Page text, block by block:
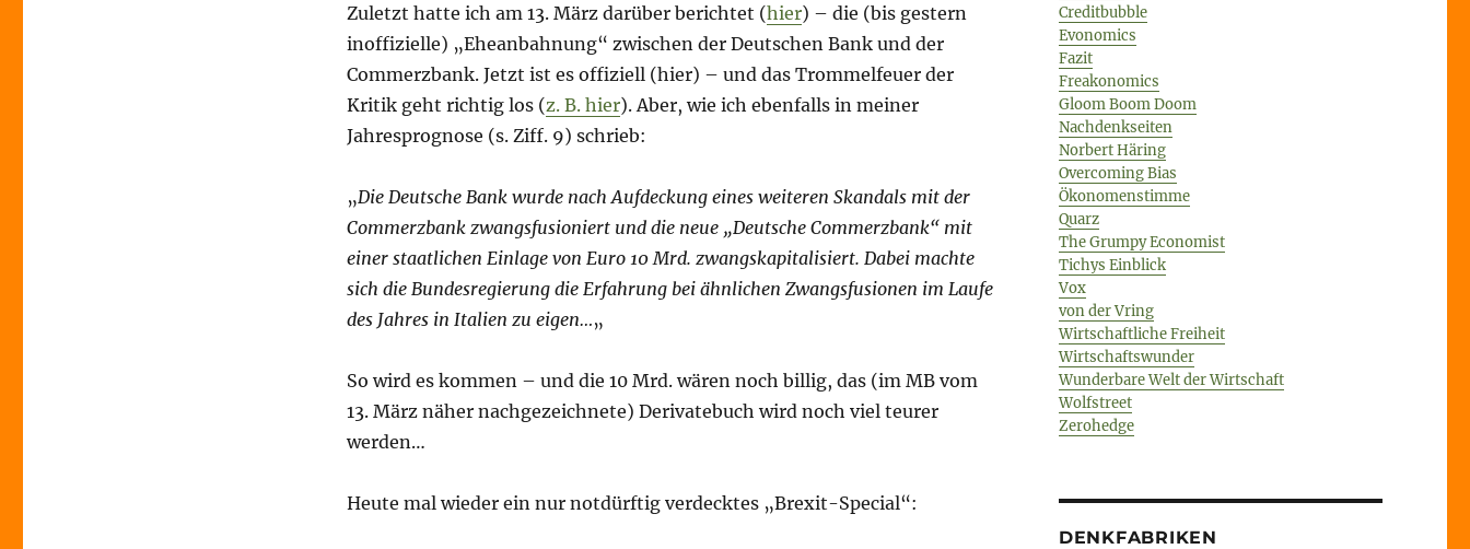
Zuletzt hatte ich am 13. März darüber berichtet (hier) – die (bis gestern
inoffizielle) „Eheanbahnung“ zwischen der Deutschen Bank und der
Commerzbank. Jetzt ist es offiziell (hier) – und das Trommelfeuer der
Kritik geht richtig los (z. B. hier). Aber, wie ich ebenfalls in meiner
Jahresprognose (s. Ziff. 9) schrieb:
„Die Deutsche Bank wurde nach Aufdeckung eines weiteren Skandals mit der
Commerzbank zwangsfusioniert und die neue „Deutsche Commerzbank“ mit
einer staatlichen Einlage von Euro 10 Mrd. zwangskapitalisiert. Dabei machte
sich die Bundesregierung die Erfahrung bei ähnlichen Zwangsfusionen im Laufe
des Jahres in Italien zu eigen…„
So wird es kommen – und die 10 Mrd. wären noch billig, das (im MB vom
13. März näher nachgezeichnete) Derivatebuch wird noch viel teurer
werden…
Heute mal wieder ein nur notdürftig verdecktes „Brexit-Special“:
Creditbubble
Evonomics
Fazit
Freakonomics
Gloom Boom Doom
Nachdenkseiten
Norbert Häring
Overcoming Bias
Ökonomenstimme
Quarz
The Grumpy Economist
Tichys Einblick
Vox
von der Vring
Wirtschaftliche Freiheit
Wirtschaftswunder
Wunderbare Welt der Wirtschaft
Wolfstreet
Zerohedge
DENKFABRIKEN